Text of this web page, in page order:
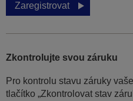
Zaregistrovat
Zkontrolujte svou záruku
Pro kontrolu stavu záruky
tlačítko „Zkontrolovat stav